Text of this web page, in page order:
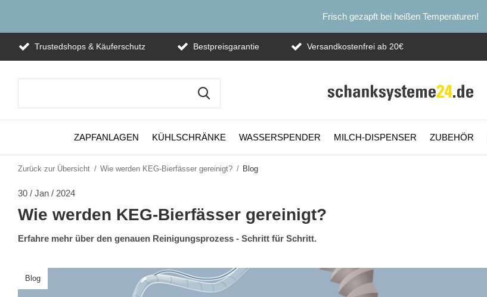
ZAPFANLAGEN KÜHLSCHRÄNKE WASSERSPENDER MILCH-DISPENSER ZUBEHÖR
Trustedshops & Käuferschutz Bestpreisgarantie Versandkostenfrei ab 20€
Frisch gezapft bei heißen Temperaturen!
Zurück zur Übersicht Wie werden KEG-Bierfässer gereinigt? Blog
30 / Jan / 2024
Wie werden KEG-Bierfässer gereinigt?
Erfahre mehr über den genauen Reinigungsprozess - Schritt für Schritt.
Blog